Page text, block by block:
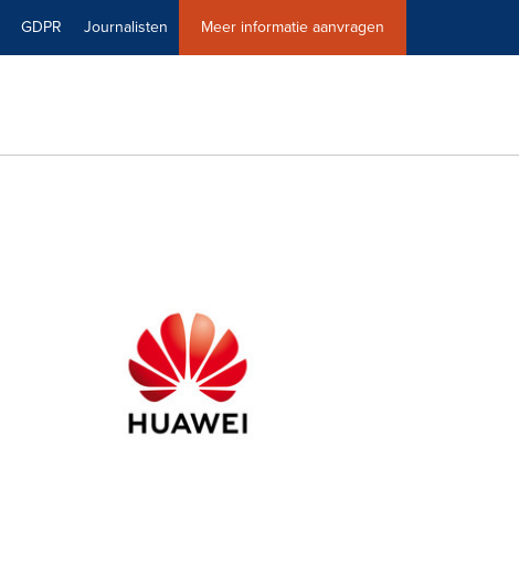
GDPR Journalisten Meer informatie aanvragen